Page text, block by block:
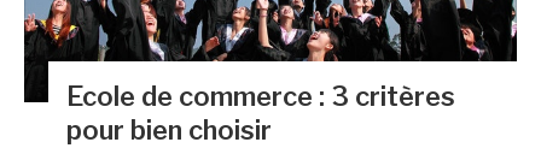
Ecole de commerce : 3 critères
pour bien choisir